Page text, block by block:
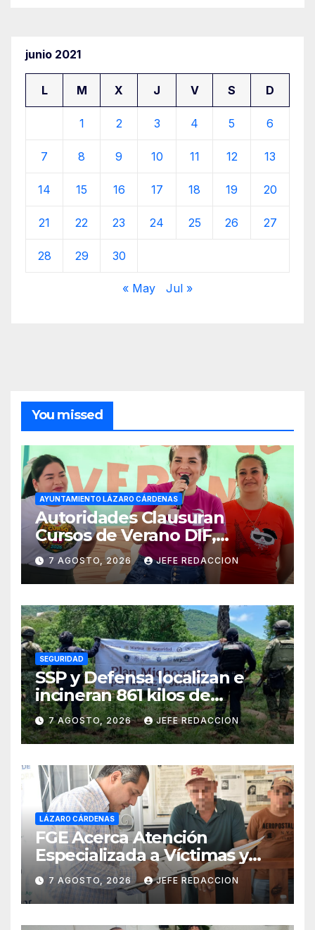
junio 2021
L M X J V S D
1 2 3 4 5 6
7 8 9 10 11 12 13
14 15 16 17 18 19 20
21 22 23 24 25 26 27
28 29 30
« May Jul »
You missed
AYUNTAMIENTO LÁZARO CÁRDENAS
Autoridades Clausuran
Cursos de Verano DIF,
Seguridad Pública y Casa de
Cultura 2026
7 AGOSTO, 2026 JEFE REDACCION
SEGURIDAD
SSP y Defensa localizan e
incineran 861 kilos de
marihuana en Huetamo
7 AGOSTO, 2026 JEFE REDACCION
LÁZARO CÁRDENAS
FGE Acerca Atención
Especializada a Víctimas y
Ciudadanía de Coalcomán
7 AGOSTO, 2026 JEFE REDACCION